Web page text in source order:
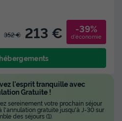
352 € 213 € -39%
d'économie
l'esprit tranquille avec
Gratuite !
sereinement votre prochain séjour
l'annulation gratuite jusqu'à J-30 sur
des séjours (1).